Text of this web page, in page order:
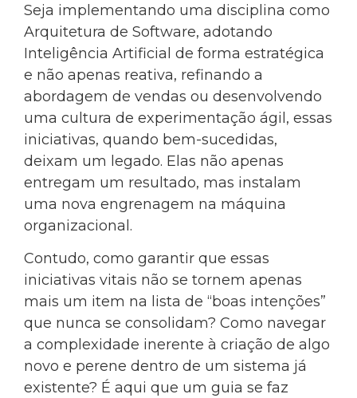
Seja implementando uma disciplina como
Arquitetura de Software, adotando
Inteligência Artificial de forma estratégica
e não apenas reativa, refinando a
abordagem de vendas ou desenvolvendo
uma cultura de experimentação ágil, essas
iniciativas, quando bem-sucedidas,
deixam um legado. Elas não apenas
entregam um resultado, mas instalam
uma nova engrenagem na máquina
organizacional.
Contudo, como garantir que essas
iniciativas vitais não se tornem apenas
mais um item na lista de “boas intenções”
que nunca se consolidam? Como navegar
a complexidade inerente à criação de algo
novo e perene dentro de um sistema já
existente? É aqui que um guia se faz